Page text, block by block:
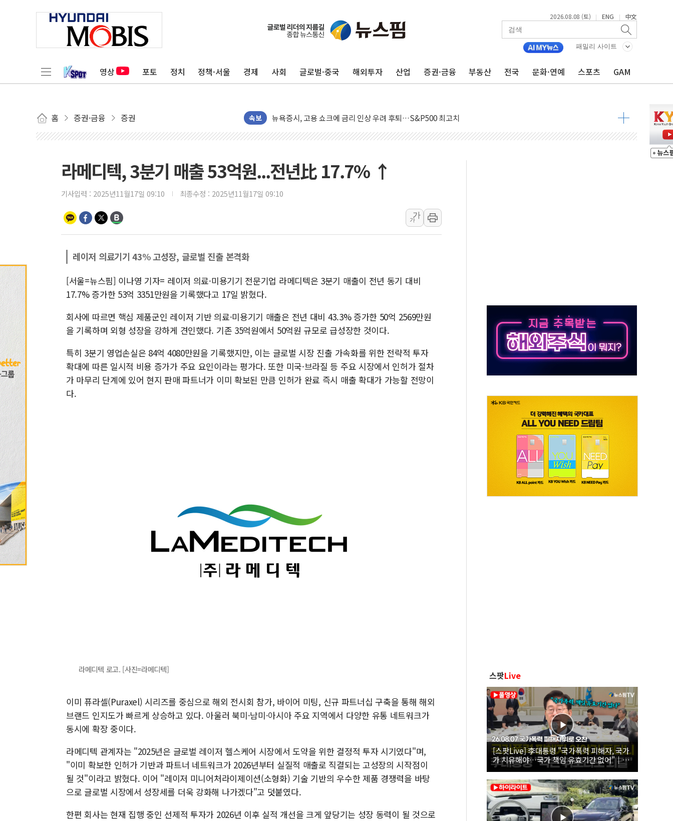
2026.08.08 (토) | ENG | 中文
패밀리 사이트
영상 포토 정치 정책·서울 경제 사회 글로벌·중국 해외투자 산업 증권·금융 부동산 전국 문화·연예 스포츠 GAM
홈 증권·금융 증권 속보
민주, 오늘 제주·인천 경선 결과 발표...'김민석 재역전 vs 정청래 격차 확대'
뉴욕증시, 고용 쇼크에 금리 인상 우려 후퇴…S&P500 최고치
유럽증시, 美 고용 예상 밖 부진에 연준 금리 인상 가능성 낮아지며 상승… STOXX 600 지수는 나흘 연속 최고치
[종합] 이슬람 수니파 3국, '공동방위협정' 체결… 이스라엘·이란 위협에 맞설 자체 억지력 강화
이란 핵심 원유 수출항 '하르그섬', 최근 1주일 이상 '올스톱'… 美 해상봉쇄 영향
美 고용 쇼크에 엔화 장중 급등…시장은 "또 개입했나" 촉각
[종합] 美 7월 고용 2만3000명 감소 '쇼크'…9월 금리 인상 기대 후퇴
뉴욕증시 개장 전 특징주...아틀라시안·클라우드플레어·태양광주↑ VS 트레이드데스크·웬디스↓
보훈부, 미 DPAA와 MOU… "6·25 미군 실종자 7359명 끝까지 찾겠다"
트럼프 "금리 내려야"…파월 때와 달리 워시엔 톤 낮춰
특정 정치인 측근 포항시 정책특보 내정설...포항시 '시끌'
李 "해남 태양광, 대한민국 다음 100년 밑거름…수도권 집중 완화 전환점"
라메디텍, 3분기 매출 53억원...전년比 17.7% ↑
기사입력 : 2025년11월17일 09:10 최종수정 : 2025년11월17일 09:10
가
가
레이저 의료기기 43% 고성장, 글로벌 진출 본격화
[서울=뉴스핌] 이나영 기자= 레이저 의료·미용기기 전문기업 라메디텍은 3분기 매출이 전년 동기 대비
17.7% 증가한 53억 3351만원을 기록했다고 17일 밝혔다.
회사에 따르면 핵심 제품군인 레이저 기반 의료·미용기기 매출은 전년 대비 43.3% 증가한 50억 2569만원
을 기록하며 외형 성장을 강하게 견인했다. 기존 35억원에서 50억원 규모로 급성장한 것이다.
특히 3분기 영업손실은 84억 4080만원을 기록했지만, 이는 글로벌 시장 진출 가속화를 위한 전략적 투자
확대에 따른 일시적 비용 증가가 주요 요인이라는 평가다. 또한 미국·브라질 등 주요 시장에서 인허가 절차
가 마무리 단계에 있어 현지 판매 파트너가 이미 확보된 만큼 인허가 완료 즉시 매출 확대가 가능할 전망이
다.
라메디텍 로고. [사진=라메디텍]
이미 퓨라셀(Puraxel) 시리즈를 중심으로 해외 전시회 참가, 바이어 미팅, 신규 파트너십 구축을 통해 해외
브랜드 인지도가 빠르게 상승하고 있다. 아울러 북미·남미·아시아 주요 지역에서 다양한 유통 네트워크가
동시에 확장 중이다.
라메디텍 관계자는 "2025년은 글로벌 레이저 헬스케어 시장에서 도약을 위한 결정적 투자 시기였다"며,
"이미 확보한 인허가 기반과 파트너 네트워크가 2026년부터 실질적 매출로 직결되는 고성장의 시작점이
될 것"이라고 밝혔다. 이어 "레이저 미니어처라이제이션(소형화) 기술 기반의 우수한 제품 경쟁력을 바탕
으로 글로벌 시장에서 성장세를 더욱 강화해 나가겠다"고 덧붙였다.
한편 회사는 현재 집행 중인 선제적 투자가 2026년 이후 실적 개선을 크게 앞당기는 성장 동력이 될 것으로
스팟Live
[스팟Live] 李대통령 "국가폭력 피해자, 국가
가 치유해야…국가 책임 유효기간 없어"｜
26.08.07 국가폭력 피해자 위로 오찬